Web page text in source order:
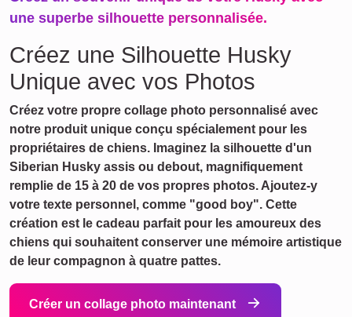
une superbe silhouette personnalisée.
Créez une Silhouette Husky
Unique avec vos Photos
Créez votre propre collage photo personnalisé avec
notre produit unique conçu spécialement pour les
propriétaires de chiens. Imaginez la silhouette d'un
Siberian Husky assis ou debout, magnifiquement
remplie de 15 à 20 de vos propres photos. Ajoutez-y
votre texte personnel, comme "good boy". Cette
création est le cadeau parfait pour les amoureux des
chiens qui souhaitent conserver une mémoire artistique
de leur compagnon à quatre pattes.
Créer un collage photo maintenant